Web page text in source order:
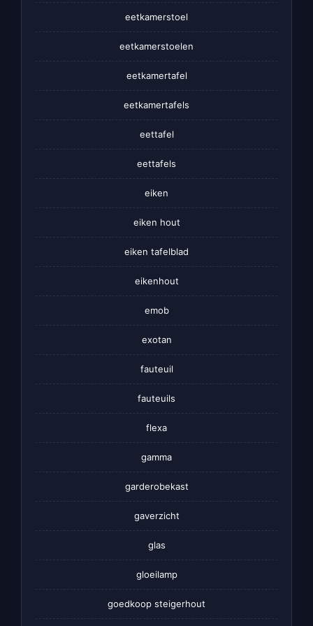
eetkamerstoel
eetkamerstoelen
eetkamertafel
eetkamertafels
eettafel
eettafels
eiken
eiken hout
eiken tafelblad
eikenhout
emob
exotan
fauteuil
fauteuils
flexa
gamma
garderobekast
gaverzicht
glas
gloeilamp
goedkoop steigerhout